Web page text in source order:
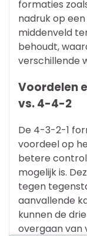
formaties
nadruk op
middenveld
behoudt,
verschillende
Voordelen
vs. 4-4-2
De 4-3-2-1
voordeel op
betere
mogelijk is.
tegen
aanvallende
kunnen de
overgaan van